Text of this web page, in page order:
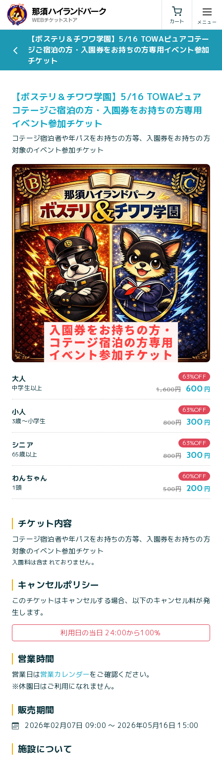
カート
利用規約 特定商取引法に基づく表示
【ボステリ＆チワワ学園】5/16 TOWAピュアコテー
ジご宿泊の方・入園券をお持ちの方専用イベント参加
チケット
【ボステリ＆チワワ学園】5/16 TOWAピュア
コテージご宿泊の方・入園券をお持ちの方専用
イベント参加チケット
コテージ宿泊者や年パスをお持ちの方等、入園券をお持ちの方
対象のイベント参加チケット
大人
中学生以上
63%OFF
1,600円
600 円
小人
3歳～小学生
63%OFF
800円
300 円
シニア
65歳以上
63%OFF
800円
300 円
わんちゃん
1頭
60%OFF
500円
200 円
チケット内容
コテージ宿泊者や年パスをお持ちの方等、入園券をお持ちの方
対象のイベント参加チケット
入園料は含まれておりません。
キャンセルポリシー
このチケットはキャンセルする場合、以下のキャンセル料が発
生します。
利用日の当日 24:00から100％
営業時間
営業日は営業カレンダーをご確認ください。
※休園日はご利用になれません。
販売期間
2026年02月07日 09:00 〜 2026年05月16日 15:00
施設について